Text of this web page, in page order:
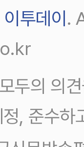
이투데이.
두의 의
, 준수하